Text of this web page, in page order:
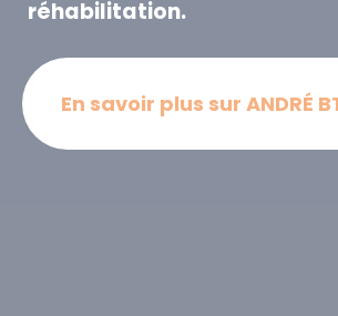
réhabilitation.
En savoir plus sur ANDRÉ